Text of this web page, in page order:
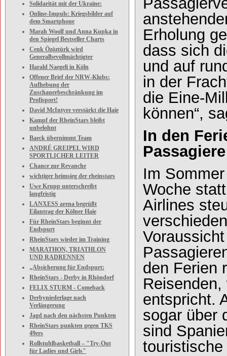
Solidarität mit der Ukraine:
Online-Impuls: Kriegsbilder auf
dem Smartphone
Marah Woolf und Anna Kupka in
den Spiegel Bestseller Charts
Cenk Özöztürk wird
Generalbevollmächtigter
Harald Naegeli in Köln
Offener Brief der NRW-Klubs:
Aufhebung der
Zuschauerbeschränkung im
Profisport!
David McIntyre verstärkt die Haie
Kampf der RheinStars bleibt
unbelohnt
Baeck übernimmt Team
ANDRÉ GREIPEL WIRD
SPORTLICHER LEITER
Chance zur Revanche
wichtiger heimsieg der rheinstars
Uwe Krupp unterschreibt
langfristig
LANXESS arena begrüßt
Eilantrag der Kölner Haie
Für RheinStars beginnt der
Endspurt
RheinStars wieder im Training
MARATHON, TRIATHLON
UND RADRENNEN
„Absicherung für Endspurt:
RheinStars - Derby in Rhöndorf
FELIX STURM - Comeback
Derbyniederlage nach
Verlängerung
Jagd nach den nächsten Punkten
RheinStars punkten gegen TKS
49ers
Rollstuhlbasketball – "Try-Out
für Ladies und Girls"
Erholung
dass sich
und auf
in der
die Eine-
können“,
In den
Passagiere
Im
Woche
Airlines
den Ferien
entspricht.
sogar über
sind